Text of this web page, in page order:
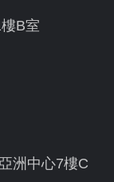
B室
洲中心7樓C